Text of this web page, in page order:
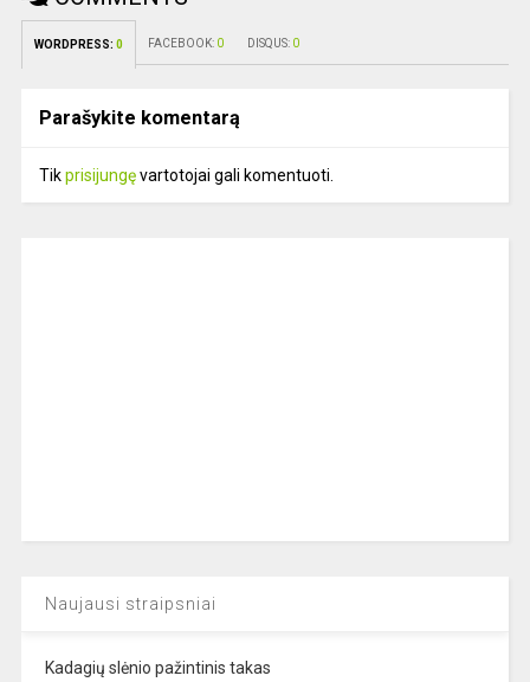
WORDPRESS: 0 FACEBOOK: 0 DISQUS: 0
Parašykite komentarą
Tikprisijungęvartotojai gali komentuoti.
Naujausi straipsniai
Kadagių slėnio pažintinis takas